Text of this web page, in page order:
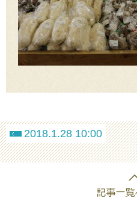
2018.1.28 10:00